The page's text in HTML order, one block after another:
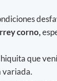
corno,
que
variada.